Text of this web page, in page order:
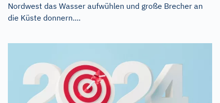
Nordwest das Wasser aufwühlen und große Brecher an
die Küste donnern....